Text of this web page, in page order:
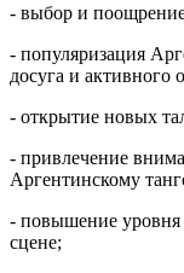
- выбор и
- популяризация
досуга и активного
- открытие новых
- привлечение
Аргентинскому
- повышение уровня
сцене;